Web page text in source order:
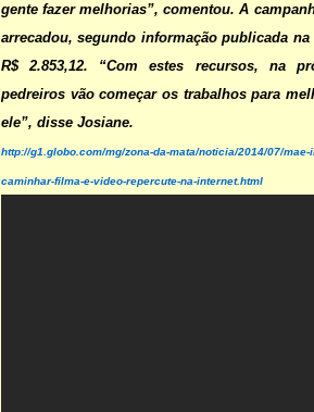
gente fazer melhorias”, comentou. A
arrecadou, segundo informação publicada
R$ 2.853,12. “Com estes recursos, na
pedreiros vão começar os trabalhos para
ele”, disse Josiane.
http://g1.globo.com/mg/zona-da-mata/noticia/2014/07/
caminhar-filma-e-video-repercute-na-internet.html